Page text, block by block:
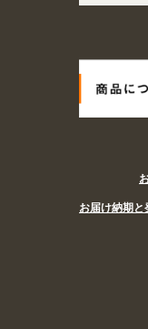
お届け納期と